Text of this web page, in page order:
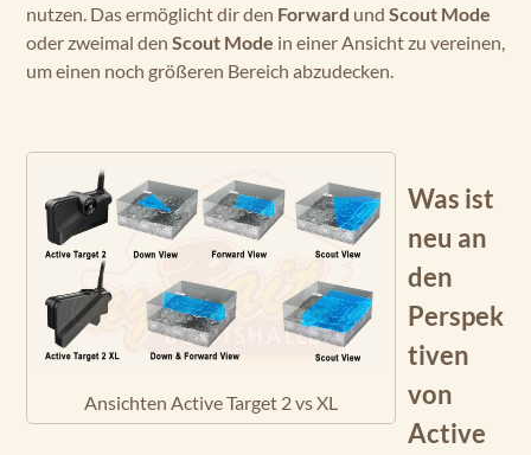
nutzen. Das ermöglicht dir den Forward und Scout Mode
oder zweimal den Scout Mode in einer Ansicht zu vereinen,
um einen noch größeren Bereich abzudecken.
Ansichten Active Target 2 vs XL
Was ist
neu an
den
Perspek
tiven
von
Active